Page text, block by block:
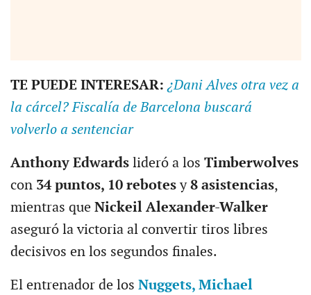
TE PUEDE INTERESAR:¿Dani Alves otra vez a
la cárcel? Fiscalía de Barcelona buscará
volverlo a sentenciar
Anthony Edwardslideró a los Timberwolves
con34 puntos, 10 rebotesy8 asistencias,
mientras que Nickeil Alexander-Walker
aseguró la victoria al convertir tiros libres
decisivos en los segundos finales.
El entrenador de los Nuggets, Michael